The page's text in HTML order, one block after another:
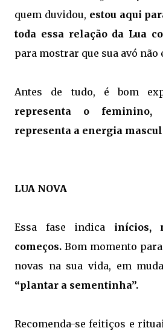
quem duvidou, estou aqui
toda essa relação da Lua
para mostrar que sua avó não
Antes de tudo, é bom
representa o feminino,
representa a energia
LUA NOVA
Essa fase indica inícios,
começos. Bom momento
novas na sua vida, em
“plantar a sementinha”.
Recomenda-se feitiços e